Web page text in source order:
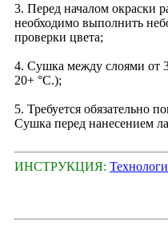
3. Перед началом окраски
необходимо выполнить
проверки цвета;
4. Сушка между слоями от
20+ °С.);
5. Требуется обязательно
Сушка перед нанесением
ИНСТРУКЦИЯ: